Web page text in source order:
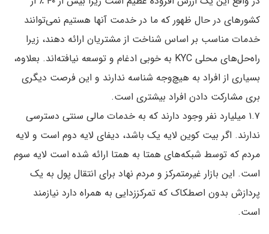
کشورهای در حال ظهور که ما در خدمت آنها هستیم نمی‌توانند
خدمات مناسب بر اساس شناخت از مشتریان ارائه دهند، زیرا
راه‌حل‌های محلی KYC به خوبی ادغام و توسعه نیافته‌اند. بعلاوه،
بسیاری از افراد به‌ هیچ‌وجه شناسه ندارند و این فرصت دیگری
بری مشارکت دادن افراد بیشتری است.
۱.۷ میلیارد نفر وجود دارند که به خدمات مالی سنتی دسترسی
ندارند. اگر بیت کوین لایه یک باشد، دیفای لایه دوم است و لایه
مردم که توسط شبکه‌های همتا به همتا ارائه شده است لایه سوم
است. این بازار غیرمتمرکز و مردم نهاد برای انتقال پول به یک
پردازش بدون اصطکاک که تمرکززدایی به همراه دارد نیازمند
است.